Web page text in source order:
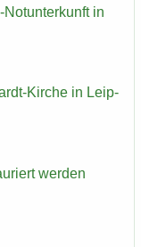
in
Kirche in Leip­
wer­den